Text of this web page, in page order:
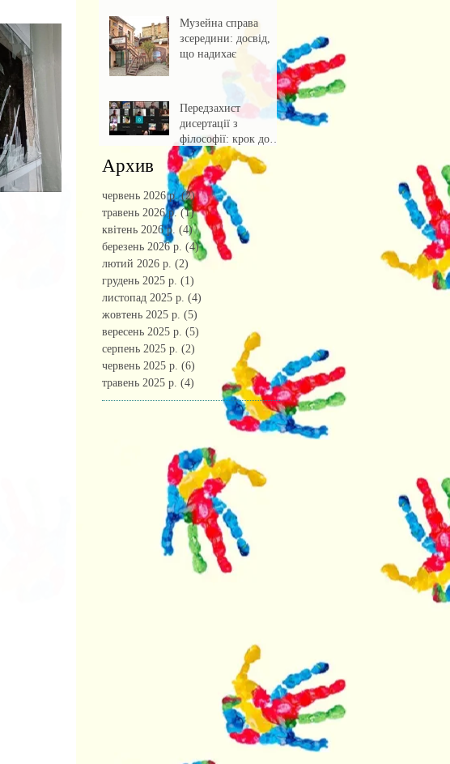
Музейна справа
зсередини: досвід,
що надихає
Передзахист
дисертації з
філософії: крок до
осмислення епохи
штучного інтелекту.
Архив
червень 2026 р. (2)2 пости
травень 2026 р. (1)1 пост
квітень 2026 р. (4)4 пости
березень 2026 р. (4)4 пости
лютий 2026 р. (2) 2 пости
грудень 2025 р. (1)
листопад 2025 р. (4)
жовтень 2025 р. (5)
вересень 2025 р. (5)
серпень 2025 р. (2)
червень 2025 р. (6) 6 постів
травень 2025 р. (4) 4 пости